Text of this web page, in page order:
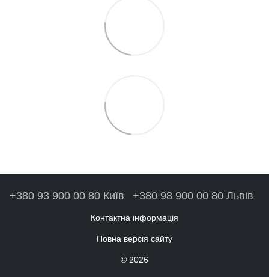
+380 93 900 00 80 Київ +380 98 900 00 80 Львів
Контактна інформація
Повна версія сайту
© 2026